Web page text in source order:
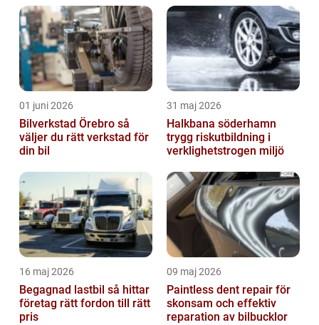
01 juni 2026
Bilverkstad Örebro så
väljer du rätt verkstad för
din bil
31 maj 2026
Halkbana söderhamn
trygg riskutbildning i
verklighetstrogen miljö
16 maj 2026
Begagnad lastbil så hittar
företag rätt fordon till rätt
pris
09 maj 2026
Paintless dent repair för
skonsam och effektiv
reparation av bilbucklor